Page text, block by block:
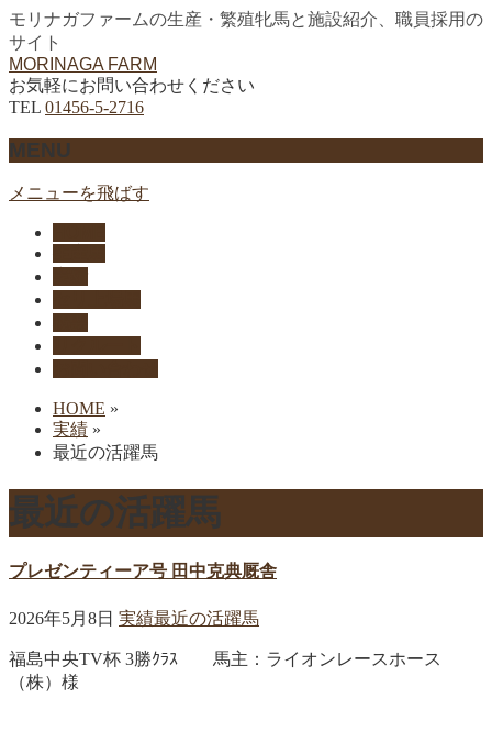
モリナガファームの生産・繁殖牝馬と施設紹介、職員採用の
サイト
MORINAGA FARM
お気軽にお問い合わせください
TEL 01456-5-2716
MENU
メニューを飛ばす
HOME »
実績 »
最近の活躍馬
最近の活躍馬
プレゼンティーア号 田中克典厩舎
2026年5月8日 実績最近の活躍馬
福島中央TV杯 3勝ｸﾗｽ 馬主：ライオンレースホース
（株）様